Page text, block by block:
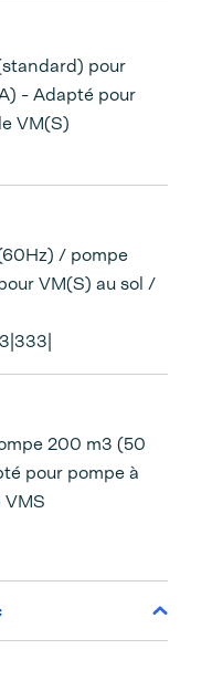
pour
- Adapté pour
VM(S)
/ pompe
VM(S) au sol /
200 m3 (50
pour pompe à